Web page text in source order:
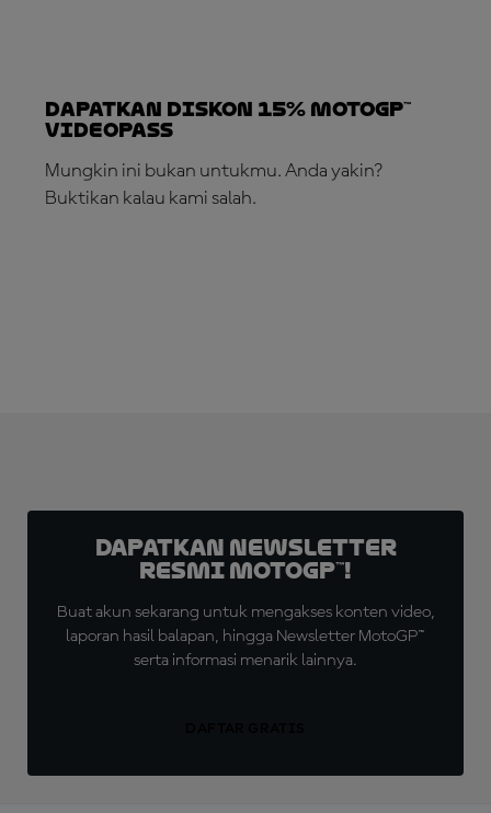
Dapatkan Diskon 15% MotoGP™
VideoPass
Mungkin ini bukan untukmu. Anda yakin?
Buktikan kalau kami salah.
Dapatkan Newsletter
Resmi MotoGP™!
Buat akun sekarang untuk mengakses konten video,
laporan hasil balapan, hingga Newsletter MotoGP™
serta informasi menarik lainnya.